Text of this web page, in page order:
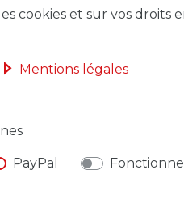
L'UE FABRICANT
cookies et sur vos droits
Mentions légales
PayPal Fonctionnel